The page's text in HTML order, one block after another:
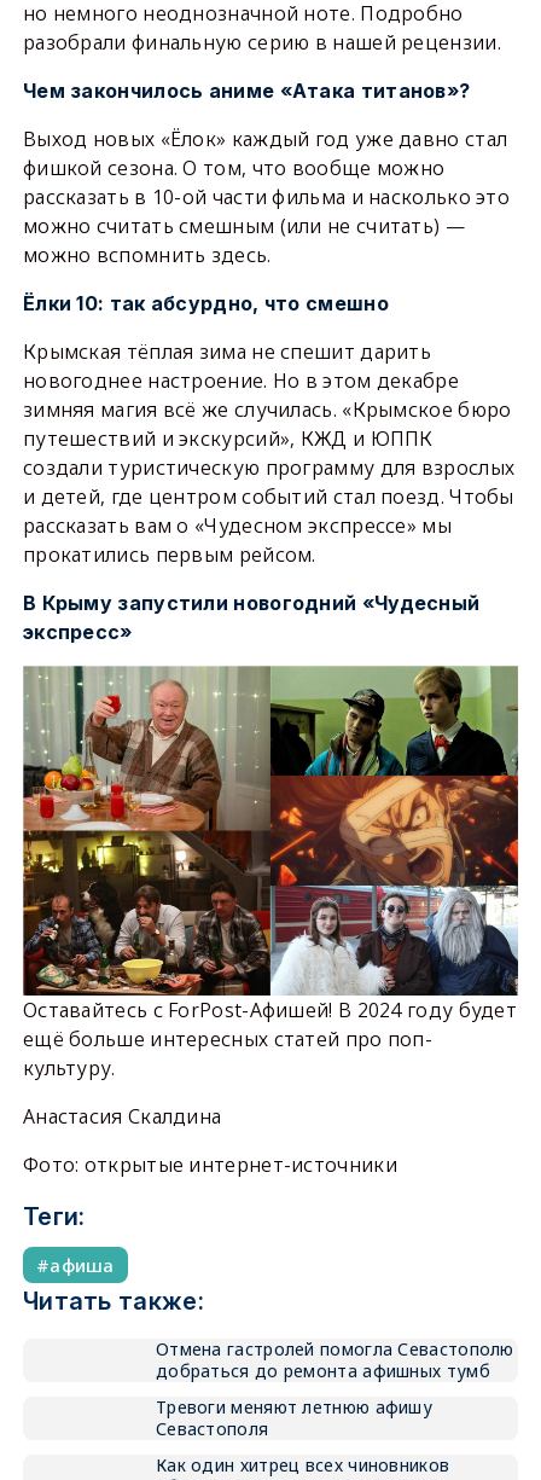
но немного неоднозначной ноте. Подробно
разобрали финальную серию в нашей рецензии.
Чем закончилось аниме «Атака титанов»?
Выход новых «Ёлок» каждый год уже давно стал
фишкой сезона. О том, что вообще можно
рассказать в 10-ой части фильма и насколько это
можно считать смешным (или не считать) —
можно вспомнить здесь.
Ёлки 10: так абсурдно, что смешно
Крымская тёплая зима не спешит дарить
новогоднее настроение. Но в этом декабре
зимняя магия всё же случилась. «Крымское бюро
путешествий и экскурсий», КЖД и ЮППК
создали туристическую программу для взрослых
и детей, где центром событий стал поезд. Чтобы
рассказать вам о «Чудесном экспрессе» мы
прокатились первым рейсом.
В Крыму запустили новогодний «Чудесный
экспресс»
Оставайтесь с ForPost-Афишей! В 2024 году будет
ещё больше интересных статей про поп-
культуру.
Анастасия Скалдина
Фото: открытые интернет-источники
Теги:
афиша
Читать также:
Отмена гастролей помогла Севастополю
добраться до ремонта афишных тумб
Тревоги меняют летнюю афишу
Севастополя
Как один хитрец всех чиновников